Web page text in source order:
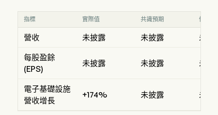
指標 實際值 共識預期 優於/
營收 未披露 未披露 未披
每股盈餘
(EPS)
未披露 未披露 未披
電子基礎設施
營收增長
+174% 未披露 未披